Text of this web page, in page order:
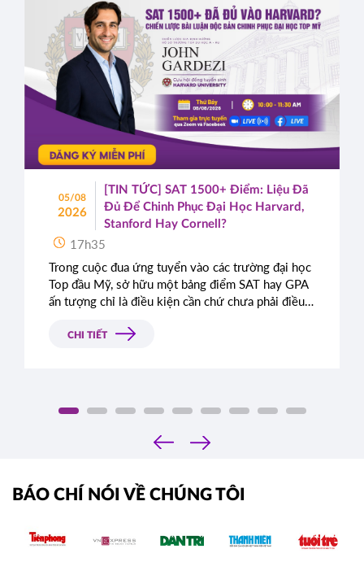
05/08
2026
[TIN TỨC] SAT 1500+ Điểm: Liệu Đã
Đủ Để Chinh Phục Đại Học Harvard,
Stanford Hay Cornell?
17h35
Trong cuộc đua ứng tuyển vào các trường đại học
Top đầu Mỹ, sở hữu một bảng điểm SAT hay GPA
ấn tượng chỉ là điều kiện cần chứ chưa phải điều
như tuyệt đối vẫn bị từ chối chỉ vì bài luận thiếu
CHI TIẾT
‹
›
BÁO CHÍ NÓI VỀ CHÚNG TÔI